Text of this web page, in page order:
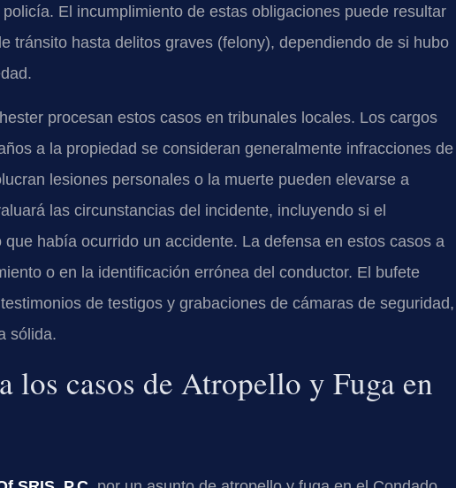
El incumplimiento de estas obligaciones puede resultar
tránsito hasta delitos graves (felony), dependiendo de si hubo
procesan estos casos en tribunales locales. Los cargos
a la propiedad se consideran generalmente infracciones de
lesiones personales o la muerte pueden elevarse a
las circunstancias del incidente, incluyendo si el
había ocurrido un accidente. La defensa en estos casos a
o en la identificación errónea del conductor. El bufete
de testigos y grabaciones de cámaras de seguridad,
sólida.
los casos de Atropello y Fuga en